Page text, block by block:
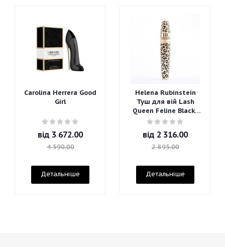
Carolina Herrera Good
Girl
від 3 672.00
4 590.00
Детальніше
Helena Rubinstein
Туш для вій Lash
Queen Feline Blacks
Mascara
від 2 316.00
2 895.00
Детальніше